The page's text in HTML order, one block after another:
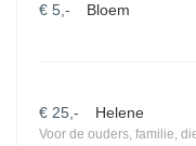
€ 5,- Bloem
€ 25,- Helene
Voor de ouders, familie,